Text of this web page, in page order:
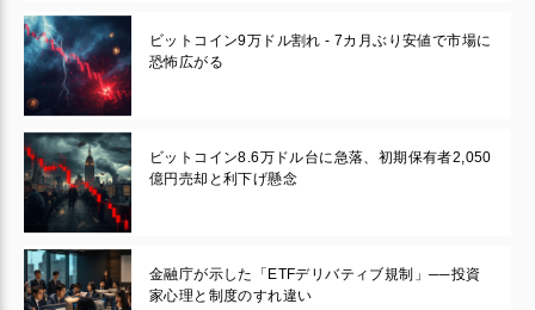
ビットコイン9万ドル割れ - 7カ月ぶり安値で市場に
恐怖広がる
ビットコイン8.6万ドル台に急落、初期保有者2,050
億円売却と利下げ懸念
金融庁が示した「ETFデリバティブ規制」──投資
家心理と制度のすれ違い